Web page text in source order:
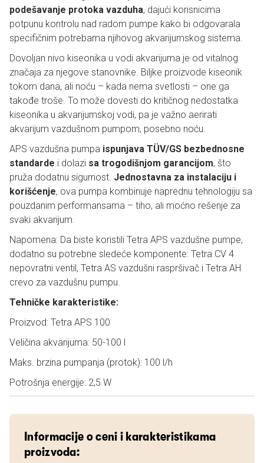
podešavanje protoka vazduha, dajući korisnicima
potpunu kontrolu nad radom pumpe kako bi odgovarala
specifičnim potrebama njihovog akvarijumskog sistema.
Dovoljan nivo kiseonika u vodi akvarijuma je od vitalnog
značaja za njegove stanovnike. Biljke proizvode kiseonik
tokom dana, ali noću – kada nema svetlosti – one ga
takođe troše. To može dovesti do kritičnog nedostatka
kiseonika u akvarijumskoj vodi, pa je važno aerirati
akvarijum vazdušnom pumpom, posebno noću.
APS vazdušna pumpa ispunjava TÜV/GS bezbednosne
standarde i dolazi sa trogodišnjom garancijom, što
pruža dodatnu sigurnost. Jednostavna za instalaciju i
korišćenje, ova pumpa kombinuje naprednu tehnologiju sa
pouzdanim performansama – tiho, ali moćno rešenje za
svaki akvarijum.
Napomena: Da biste koristili Tetra APS vazdušne pumpe,
dodatno su potrebne sledeće komponente: Tetra CV 4
nepovratni ventil, Tetra AS vazdušni raspršivač i Tetra AH
crevo za vazdušnu pumpu.
Tehničke karakteristike:
Proizvod: Tetra APS 100
Veličina akvarijuma: 50-100 l
Maks. brzina pumpanja (protok): 100 l/h
Potrošnja energije: 2,5 W
Informacije o ceni i karakteristikama
proizvoda: